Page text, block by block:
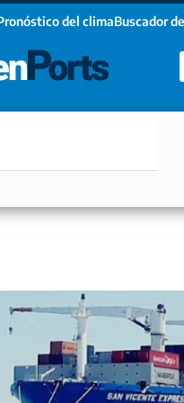
del climaBuscador
Newsletter!
condiciones y políticas